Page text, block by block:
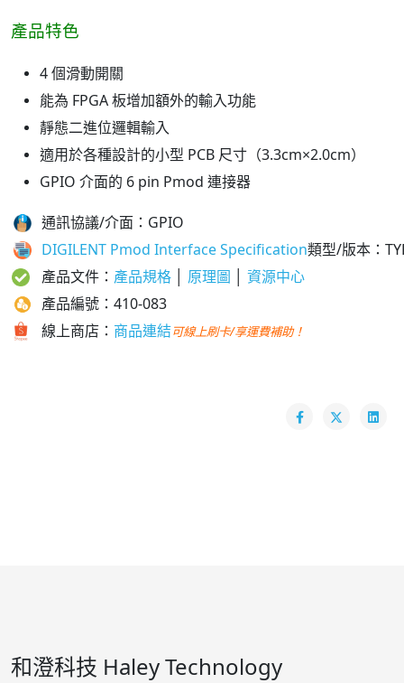
產品特色
4 個滑動開關
能為 FPGA 板增加額外的輸入功能
靜態二進位邏輯輸入
適用於各種設計的小型 PCB 尺寸（3.3cm×2.0cm）
GPIO 介面的 6 pin Pmod 連接器
通訊協議/介面：GPIO
DIGILENT Pmod Interface Specification類型/版本 ：
產品文件： 產品規格 原理圖
資源中心
產品編號：410-083
線上商店： 商品連結可線上刷卡/享運費補助！
和澄科技 Haley Technology